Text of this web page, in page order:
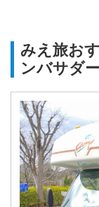
みえ旅お
ンバサダ